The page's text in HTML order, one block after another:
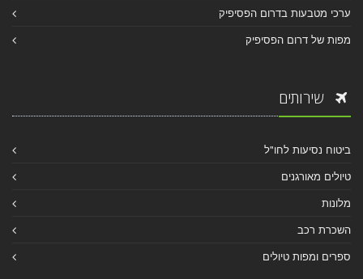
ערכי מטבעות בדרום הפסיפיק
מפות של דרום הפסיפיק
שירותים
ביטוח נסיעות לחו"ל
טיולים מאורגנים
מלונות
השכרת רכב
ספרים ומפות טיולים